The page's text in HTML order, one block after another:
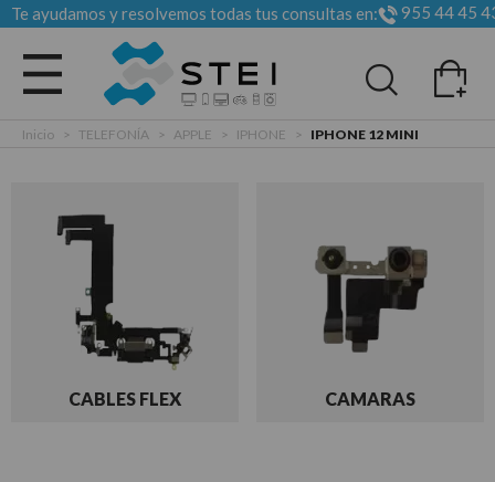
Te ayudamos y resolvemos todas tus consultas en: 955 44 45
Todas las categorias
Inicio > TELEFONÍA > APPLE > IPHONE > IPHONE 12 MINI
CABLES FLEX CAMARAS